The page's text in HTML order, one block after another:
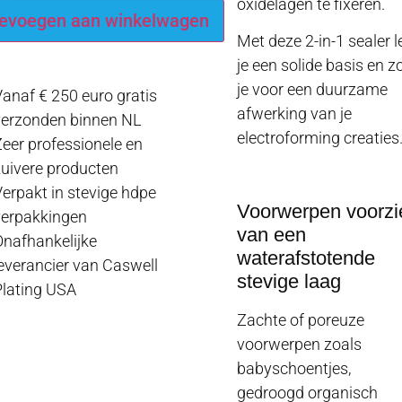
aan winkelwagen
€ 250 euro gratis
binnen NL
professionele en
producten
in stevige hdpe
van Caswell
USA
oxidelagen te fixeren.
Met deze 2-in-1 sealer
je een solide basis en
je voor een duurzame
afwerking van je
electroforming creaties.
Voorwerpen
van een
waterafstotende
stevige laag
Zachte of poreuze
voorwerpen zoals
babyschoentjes,
gedroogd organisch